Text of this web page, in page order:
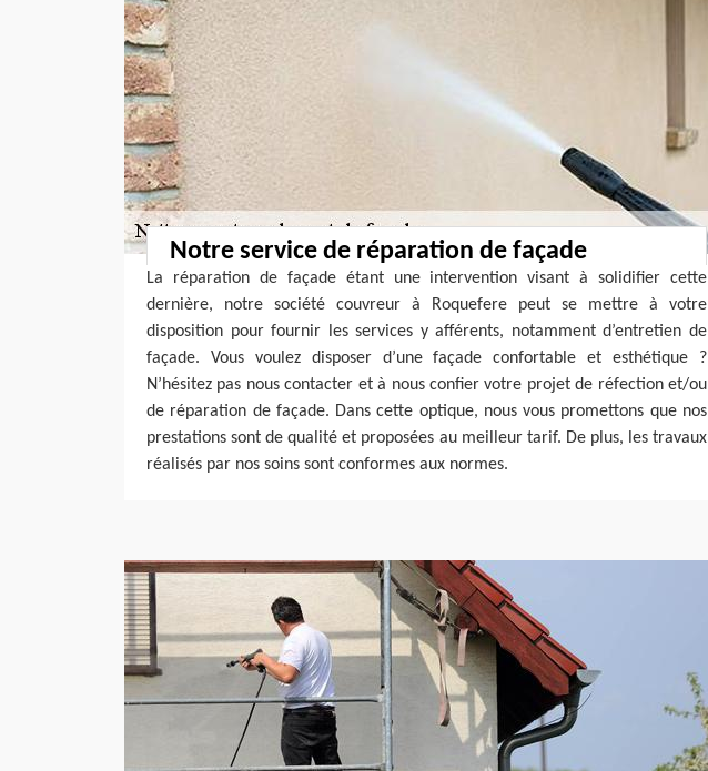
Notre service de réparation de façade
La réparation de façade étant une intervention visant à solidifier cette
dernière, notre société couvreur à Roquefere peut se mettre à votre
disposition pour fournir les services y afférents, notamment d’entretien de
façade. Vous voulez disposer d’une façade confortable et esthétique ?
N’hésitez pas nous contacter et à nous confier votre projet de réfection et/ou
de réparation de façade. Dans cette optique, nous vous promettons que nos
prestations sont de qualité et proposées au meilleur tarif. De plus, les travaux
réalisés par nos soins sont conformes aux normes.